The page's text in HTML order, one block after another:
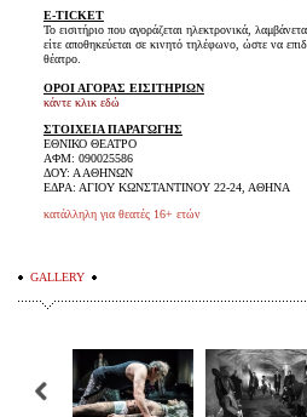
E-TICKET
Το εισιτήριο που αγοράζεται ηλεκτρονικά,
είτε αποθηκεύεται σε κινητό τηλέφωνο, ώστε να
θέατρο.
ΟΡΟΙ ΑΓΟΡΑΣ ΕΙΣΙΤΗΡΙΩΝ
κάντε κλικ εδώ
ΣΤΟΙΧΕΙΑ ΠΑΡΑΓΩΓΗΣ
ΕΘΝΙΚΟ ΘΕΑΤΡΟ
ΑΦΜ: 090025586
ΔΟΥ: Α ΑΘΗΝΩΝ
ΕΔΡΑ: ΑΓΙΟΥ ΚΩΝΣΤΑΝΤΙΝΟΥ 22-24, ΑΘΗΝΑ
κατάλληλη για θεατές 16+ ετών
GALLERY